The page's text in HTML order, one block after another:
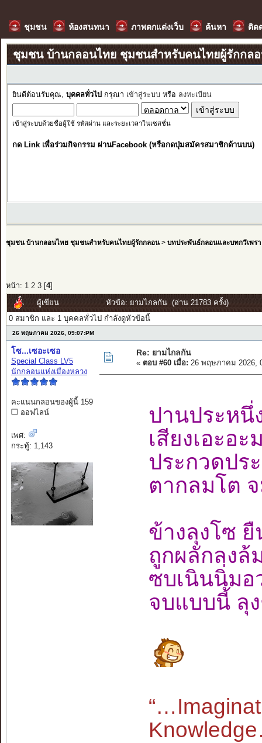
ชุมชน ห้องสนทนา ภาพตกแต่งเว็บ ค้นหา ติด
ชุมชน บ้านกลอนไทย ชุมชนสำหรับคนไทยผู้รักกล
ยินดีต้อนรับคุณ, บุคคลทั่วไป กรุณา เข้าสู่ระบบ หรือ ลงทะเบียน
เข้าสู่ระบบด้วยชื่อผู้ใช้ รหัสผ่าน และระยะเวลาในเซสชั่น
กด Link เพื่อร่วมกิจกรรม ผ่านFacebook (หรือกดปุ่มสมัครสมาชิกด้านบน)
ชุมชน บ้านกลอนไทย ชุมชนสำหรับคนไทยผู้รักกลอน> บทประพันธ์กลอนและบทกวีเพรา
หน้า: 1 2 3[ 4]
ผู้เขียน
หัวข้อ: ยามไกลกัน (อ่าน 21783 ครั้ง)
0 สมาชิก และ 1 บุคคลทั่วไป กำลังดูหัวข้อนี้
26 พฤษภาคม 2026, 09:07:PM
โซ...เซอะเซอ
Special Class LV5
นักกลอนแห่งเมืองหลวง
คะแนนกลอนของผู้นี้ 159
ออฟไลน์
เพศ:
กระทู้: 1,143
Re: ยามไกลกัน
« ตอบ #60 เมื่อ: 26 พฤษภาคม 2026,
ปานประหนึ่
เสียงเอะอะ
ประกวดปร
ตากลมโต
ข้างลุงโซ ยื
ถูกผลักลงล้
ซบเนินนิ่มอ
จบแบบนี้ ลุ